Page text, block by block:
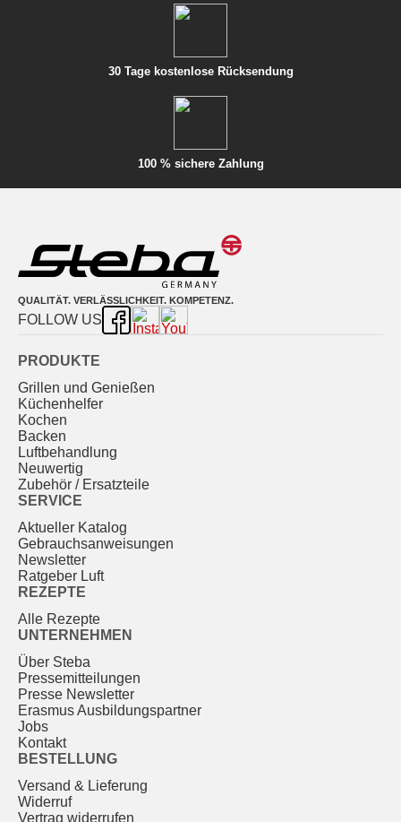
30 Tage kostenlose Rücksendung
100 % sichere Zahlung
QUALITÄT. VERLÄSSLICHKEIT. KOMPETENZ.
FOLLOW US
PRODUKTE
Grillen und Genießen
Küchenhelfer
Kochen
Backen
Luftbehandlung
Neuwertig
Zubehör / Ersatzteile
SERVICE
Aktueller Katalog
Gebrauchs­anweisungen
Newsletter
Ratgeber Luft
REZEPTE
Alle Rezepte
UNTERNEHMEN
Über Steba
Pressemitteilungen
Presse Newsletter
Erasmus Ausbildungspartner
Jobs
Kontakt
BESTELLUNG
Versand & Lieferung
Widerruf
Vertrag widerrufen